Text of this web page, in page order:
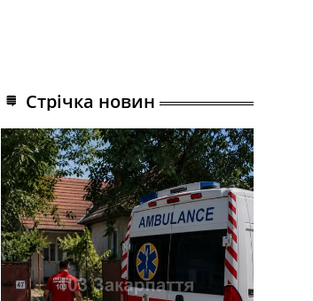
Стрічка новин